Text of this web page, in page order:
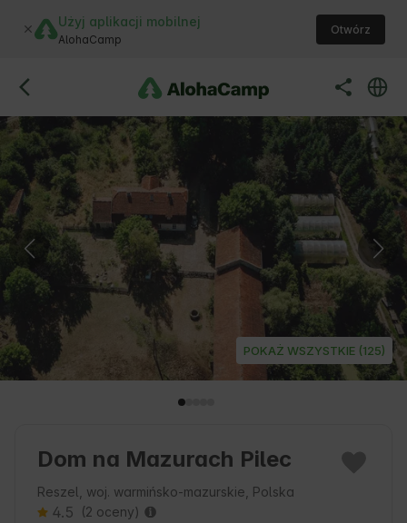
Użyj aplikacji mobilnej
AlohaCamp
Otwórz
POKAŻ WSZYSTKIE (125)
Dom na Mazurach Pilec
Reszel, woj. warmińsko-mazurskie, Polska
4.5 (2 oceny)